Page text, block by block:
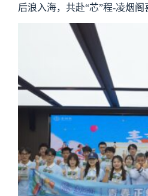
后浪入海，共赴“芯”程-凌烟阁